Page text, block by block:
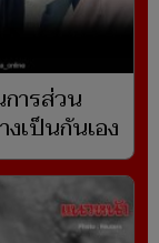
ารส่วน
เป็นกันเอง